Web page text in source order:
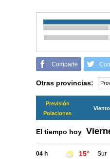
Comparte
Otras provincias:
Previsión
Polaciones
Viento
El tiempo hoy
04 h 15° Sur